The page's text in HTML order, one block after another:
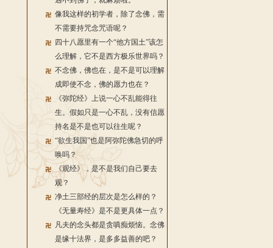
像我这样的初学者，除了念佛，需
不需要持咒念咒语呢？
四十八愿里有一个“他方国土”该怎
么理解，它不是西方极乐世界吗？
不念佛，佛也在，是不是可以理解
成即使不念，佛的愿力也在？
《弥陀经》上说一心不乱能得往
生。假如只是一心不乱，没有信愿
持名是不是也可以往生呢？
“欲生我国”也是阿弥陀佛急切的呼
唤吗？
《观经》，是不是我们自己要去
观？
净土三部经的层次是怎么样的？
《无量寿经》是不是更具体一点？
凡夫的念头都是贪嗔痴烦恼。念佛
是缘十法界，是多多益善的吧？